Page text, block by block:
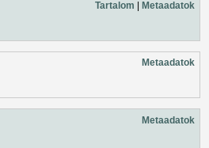
Tartalom Metaadatok
Metaadatok
Metaadatok